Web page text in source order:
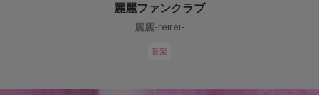
麗麗ファンクラブ
麗麗-reirei-
音楽